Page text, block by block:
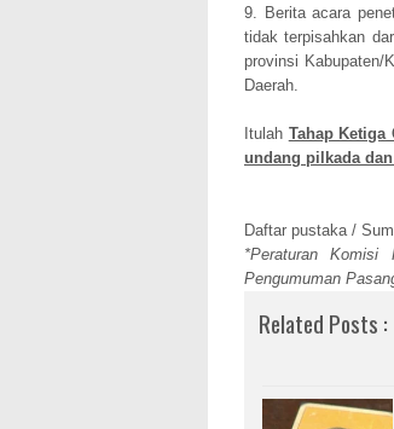
9. Berita acara
tidak terpisahkan
provinsi Kabupaten/
Daerah.
Itulah Tahap Ketiga
undang pilkada
Daftar pustaka /
*Peraturan
Pengumuman
Related Posts :